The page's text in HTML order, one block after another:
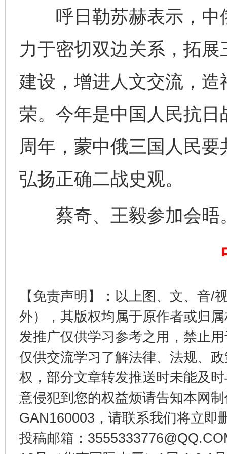
呼日勒苏赫表示，中
力于密切双边关系，拓
建设，增进人文交流，
荣。今年是中国人民抗
周年，蒙中俄三国人民
弘扬正确二战史观。
蔡奇、王毅参加会晤
【免责声明】：以上图、文、音/
外），其版权均属于原作者或归
发推广仅供学习参考之用，禁止
仅供交流学习了解法律、法规、
权，部分文章转发推送时未能及
意侵犯到您的权益烦请告知本网
GAN160003，请联系我们将立即
投稿邮箱：
完善运行机制助力责任有效落实 一纸欠
千年窑火 生生不息 一